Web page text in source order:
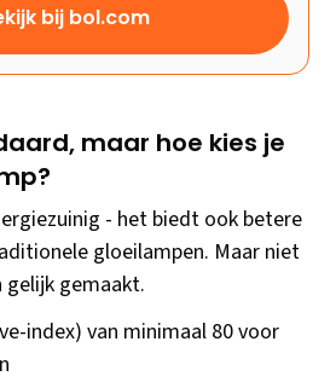
bij bol.com
maar hoe kies je
- het biedt ook betere
gloeilampen. Maar niet
gelijk gemaakt.
index) van minimaal 80 voor